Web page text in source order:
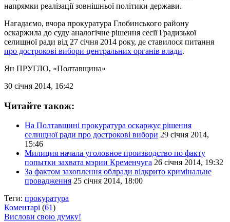
напрямки реалізації зовнішньої політики держави.
Нагадаємо, вчора прокуратура Глобинського району
оскаржила до суду аналогічне рішення сесії Градизької
селищної ради від 27 січня 2014 року, де ставилося питання
про дострокові вибори центральних органів влади.
Ян ПРУГЛО, «Полтавщина»
30 січня 2014, 16:42
Читайте також:
На Полтавщині прокуратура оскаржує рішення
селищної ради про дострокові вибори 29 січня 2014,
15:46
Милиция начала уголовное производство по факту
попытки захвата мэрии Кременчуга 26 січня 2014, 19:32
За фактом захоплення облради відкрито кримінальне
провадження 25 січня 2014, 18:00
Теги: прокуратура
Коментарі (61)
Вислови свою думку!